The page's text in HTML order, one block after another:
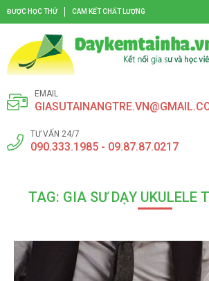
ĐƯỢC HỌC THỬ CAM KẾT CHẤT LƯỢNG
EMAIL
TƯ VẤN 24/7
090.333.1985 - 09.87.87.0217
TAG: GIA SƯ DẠY UKULELE